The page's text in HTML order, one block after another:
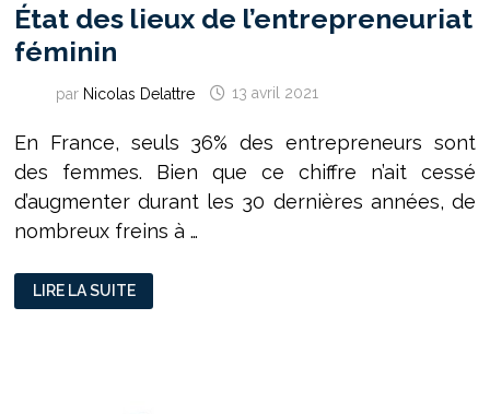
État des lieux de l’entrepreneuriat
féminin
par Nicolas Delattre 13 avril 2021
En France, seuls 36% des entrepreneurs sont
des femmes. Bien que ce chiffre n’ait cessé
d’augmenter durant les 30 dernières années, de
nombreux freins à …
ÉTAT
DES
LIEUX
LIRE LA SUITE